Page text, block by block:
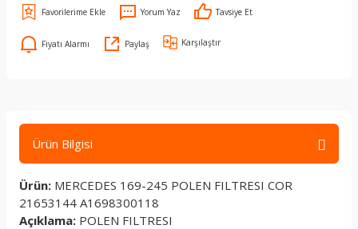
Yorum Yaz Tavsiye Et
Fiyatı Alarmı Paylaş Karşılaştır
Ürün Bilgisi
Ürün: MERCEDES 169-245 POLEN FILTRESI COR
21653144 A1698300118
Açıklama: POLEN FILTRESI